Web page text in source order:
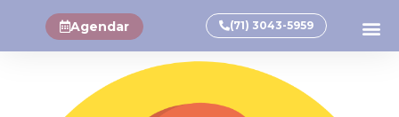
Agendar (71) 3043-5959